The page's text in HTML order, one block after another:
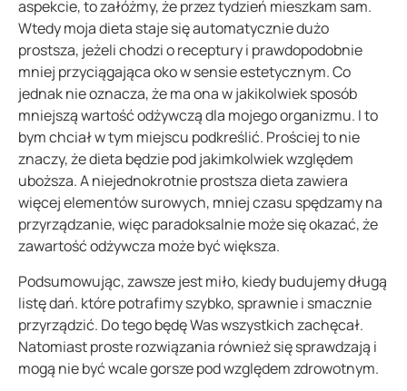
aspekcie, to załóżmy, że przez tydzień mieszkam sam.
Wtedy moja dieta staje się automatycznie dużo
prostsza, jeżeli chodzi o receptury i prawdopodobnie
mniej przyciągająca oko w sensie estetycznym. Co
jednak nie oznacza, że ma ona w jakikolwiek sposób
mniejszą wartość odżywczą dla mojego organizmu. I to
bym chciał w tym miejscu podkreślić. Prościej to nie
znaczy, że dieta będzie pod jakimkolwiek względem
uboższa. A niejednokrotnie prostsza dieta zawiera
więcej elementów surowych, mniej czasu spędzamy na
przyrządzanie, więc paradoksalnie może się okazać, że
zawartość odżywcza może być większa.
Podsumowując, zawsze jest miło, kiedy budujemy długą
listę dań. które potrafimy szybko, sprawnie i smacznie
przyrządzić. Do tego będę Was wszystkich zachęcał.
Natomiast proste rozwiązania również się sprawdzają i
mogą nie być wcale gorsze pod względem zdrowotnym.